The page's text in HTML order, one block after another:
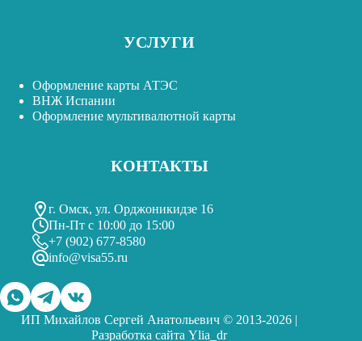
УСЛУГИ
Оформление карты АТЭС
ВНЖ Испании
Оформление мультивалютной карты
КОНТАКТЫ
г. Омск, ул. Орджоникидзе 16
Пн-Пт с 10:00 до 15:00
+7 (902) 677-8580
info@visa55.ru
ИП Михайлов Сергей Анатольевич © 2013-2026 |
Разработка сайтаYlia_dr